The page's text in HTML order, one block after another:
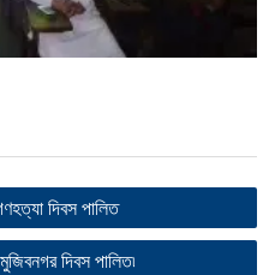
দিবস পালিত
দিবস পালিত৷